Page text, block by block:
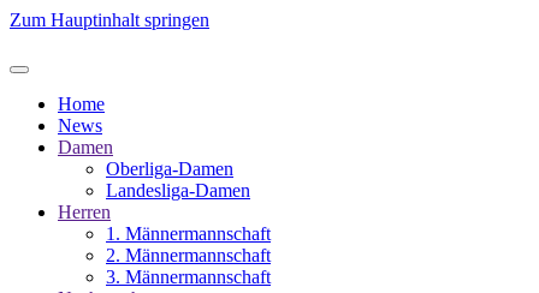
Zum Hauptinhalt springen
Home
News
Damen
Oberliga-Damen
Landesliga-Damen
Herren
1. Männermannschaft
2. Männermannschaft
3. Männermannschaft